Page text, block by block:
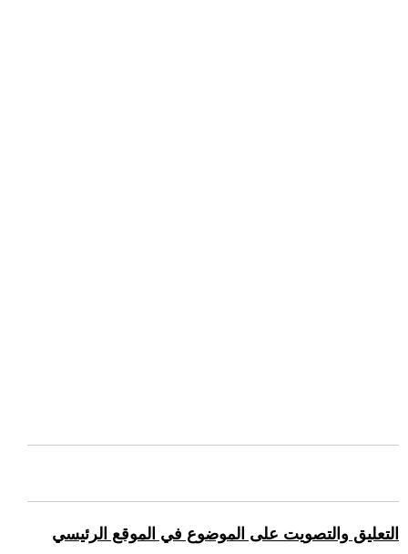
التعليق والتصويت على الموضوع في الموقع الرئيسي